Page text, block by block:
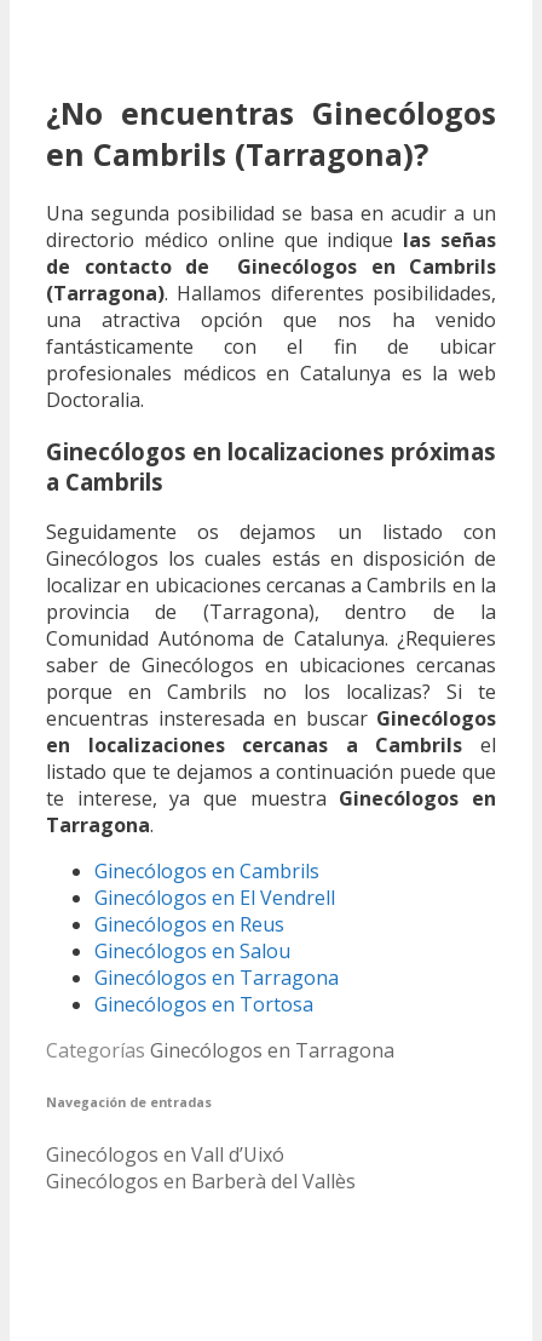
¿No encuentras Ginecólogos
en Cambrils (Tarragona)?
Una segunda posibilidad se basa en acudir a un
directorio médico online que indique las señas
de contacto de Ginecólogos en Cambrils
(Tarragona). Hallamos diferentes posibilidades,
una atractiva opción que nos ha venido
fantásticamente con el fin de ubicar
profesionales médicos en Catalunya es la web
Doctoralia.
Ginecólogos en localizaciones próximas
a Cambrils
Seguidamente os dejamos un listado con
Ginecólogos los cuales estás en disposición de
localizar en ubicaciones cercanas a Cambrils en la
provincia de (Tarragona), dentro de la
Comunidad Autónoma de Catalunya. ¿Requieres
saber de Ginecólogos en ubicaciones cercanas
porque en Cambrils no los localizas? Si te
encuentras insteresada en buscar Ginecólogos
en localizaciones cercanas a Cambrils el
listado que te dejamos a continuación puede que
te interese, ya que muestra Ginecólogos en
Tarragona.
Ginecólogos en Cambrils
Ginecólogos en El Vendrell
Ginecólogos en Reus
Ginecólogos en Salou
Ginecólogos en Tarragona
Ginecólogos en Tortosa
Categorías Ginecólogos en Tarragona
Navegación de entradas
Ginecólogos en Vall d’Uixó
Ginecólogos en Barberà del Vallès